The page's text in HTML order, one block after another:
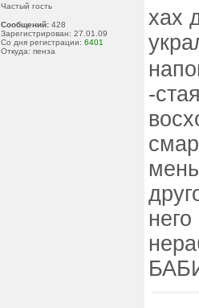
Частый гость
Сообщений: 428
Зарегистрирован: 27.01.09
Со дня регистрации: 6401
Откуда: пенза
хах
-